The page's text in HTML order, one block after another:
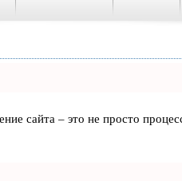
сайта – это не просто